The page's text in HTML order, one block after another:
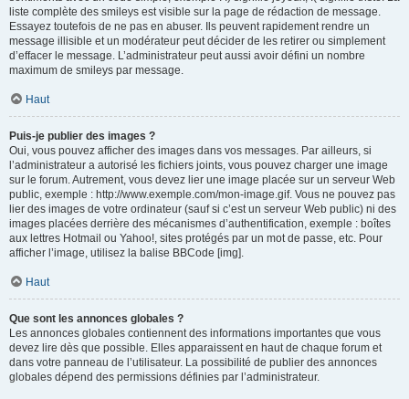
liste complète des smileys est visible sur la page de rédaction de message.
Essayez toutefois de ne pas en abuser. Ils peuvent rapidement rendre un
message illisible et un modérateur peut décider de les retirer ou simplement
d’effacer le message. L’administrateur peut aussi avoir défini un nombre
maximum de smileys par message.
Haut
Puis-je publier des images ?
Oui, vous pouvez afficher des images dans vos messages. Par ailleurs, si
l’administrateur a autorisé les fichiers joints, vous pouvez charger une image
sur le forum. Autrement, vous devez lier une image placée sur un serveur Web
public, exemple : http://www.exemple.com/mon-image.gif. Vous ne pouvez pas
lier des images de votre ordinateur (sauf si c’est un serveur Web public) ni des
images placées derrière des mécanismes d’authentification, exemple : boîtes
aux lettres Hotmail ou Yahoo!, sites protégés par un mot de passe, etc. Pour
afficher l’image, utilisez la balise BBCode [img].
Haut
Que sont les annonces globales ?
Les annonces globales contiennent des informations importantes que vous
devez lire dès que possible. Elles apparaissent en haut de chaque forum et
dans votre panneau de l’utilisateur. La possibilité de publier des annonces
globales dépend des permissions définies par l’administrateur.